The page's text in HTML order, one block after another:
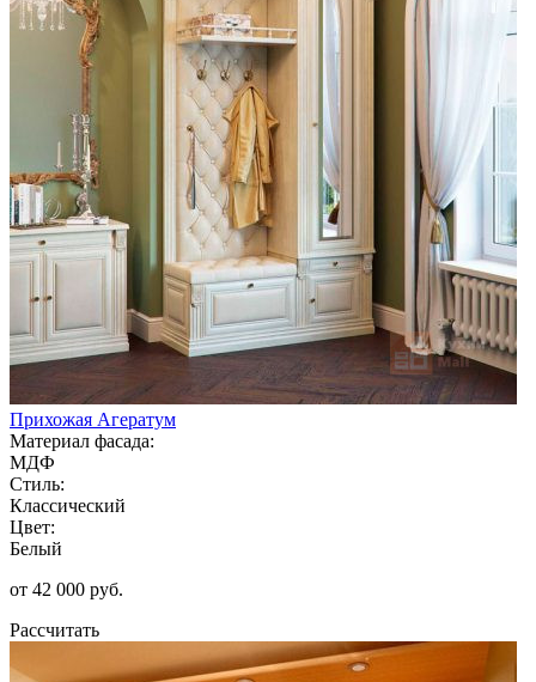
Прихожая Агератум
Материал фасада:
МДФ
Стиль:
Классический
Цвет:
Белый
от 42 000 руб.
Рассчитать